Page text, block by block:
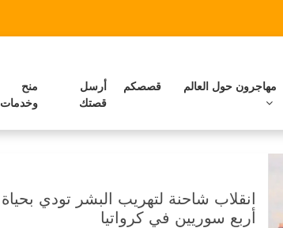
مهاجرون حول العالم قصصكم
أرسل
قصتك
منح
وخدمات
انقلاب شاحنة لتهريب البشر تودي بحياة
أربع سوريين في كرواتيا